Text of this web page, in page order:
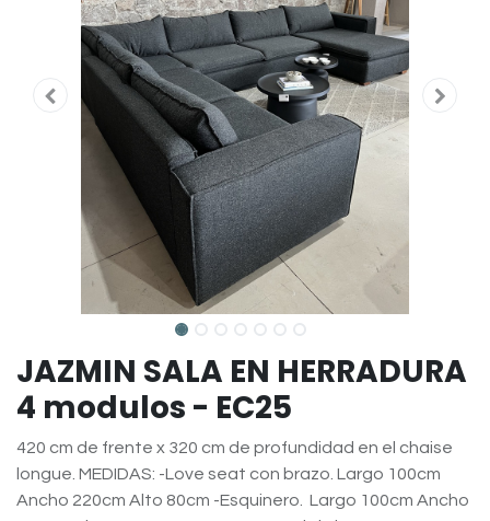
JAZMIN SALA EN HERRADURA
4 modulos - EC25
420 cm de frente x 320 cm de profundidad en el chaise
longue. MEDIDAS: -Love seat con brazo. Largo 100cm
Ancho 220cm Alto 80cm -Esquinero. Largo 100cm Ancho